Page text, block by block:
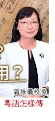
粵語怎樣傳